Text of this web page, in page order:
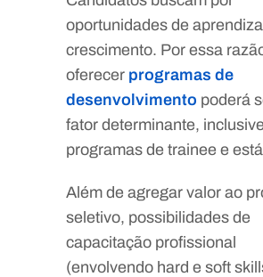
oportunidades de
crescimento. Por essa
oferecer programas de
desenvolvimento poderá
fator determinante,
programas de trainee e
Além de agregar valor ao
seletivo, possibilidades de
capacitação profissional
(envolvendo hard e soft